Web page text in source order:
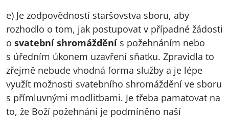
e) Je zodpovědností staršovstva sboru, aby
rozhodlo o tom, jak postupovat v případné žádosti
o svatební shromáždění s požehnáním nebo
s úředním úkonem uzavření sňatku. Zpravidla to
zřejmě nebude vhodná forma služby a je lépe
využít možnosti svatebního shromáždění ve sboru
s přímluvnými modlitbami. Je třeba pamatovat na
to, že Boží požehnání je podmíněno naší